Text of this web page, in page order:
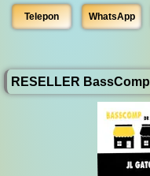
Telepon WhatsApp
RESELLER BassComp